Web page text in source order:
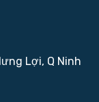
Lợi, Q Ninh